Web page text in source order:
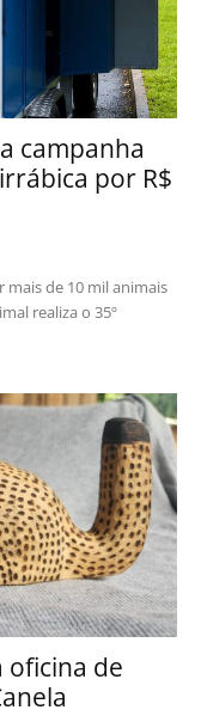
campanha
por R$
realiza o 35º
oficina de